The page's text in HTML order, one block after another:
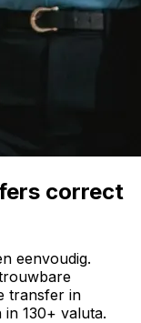
correct
eenvoudig.
transfer in
130+ valuta.